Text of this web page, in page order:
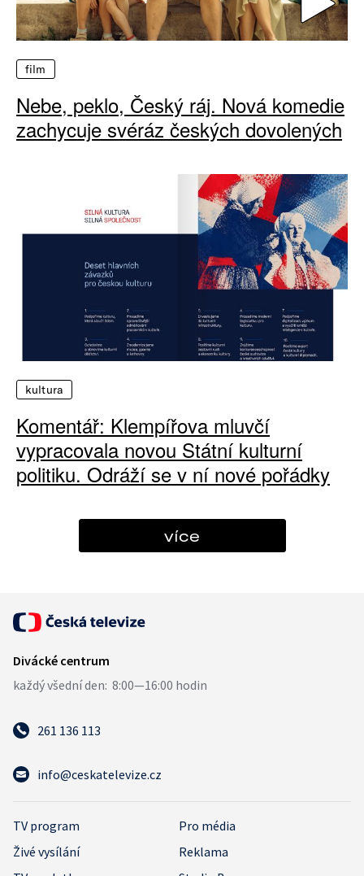
film
Nebe, peklo, Český ráj. Nová komedie
zachycuje svéráz českých dovolených
kultura
Komentář: Klempířova mluvčí
vypracovala novou Státní kulturní
politiku. Odráží se v ní nové pořádky
více
261 136 113
info@ceskatelevize.cz
TV program
Pro média
Živé vysílání
Reklama